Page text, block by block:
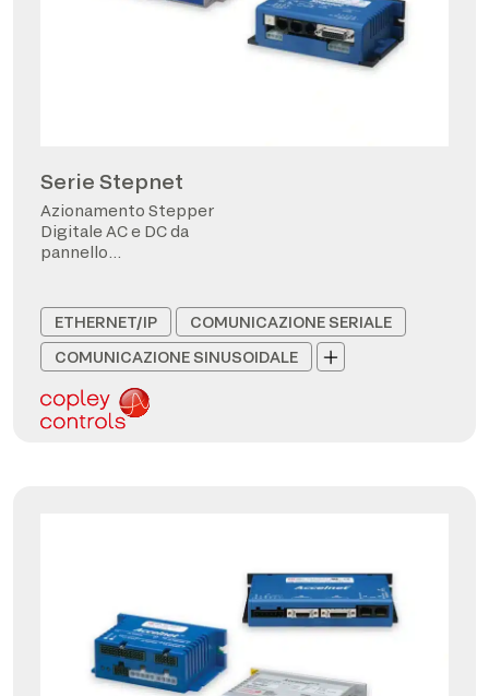
Serie Stepnet
Azionamento Stepper
Digitale AC e DC da
pannello
ETHERNET/IP
COMUNICAZIONE SERIALE
COMUNICAZIONE SINUSOIDALE